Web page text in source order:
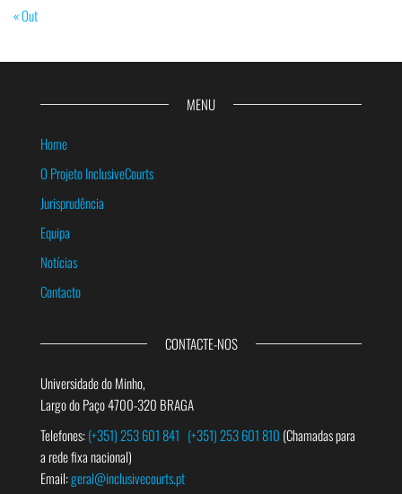
« Out
MENU
Home
O Projeto InclusiveCourts
Jurisprudência
Equipa
Notícias
Contacto
CONTACTE-NOS
Universidade do Minho,
Largo do Paço 4700-320 BRAGA
Telefones:(+351) 253 601 841 (+351) 253 601 810 (Chamadas para
a rede fixa nacional)
Email:geral@inclusivecourts.pt